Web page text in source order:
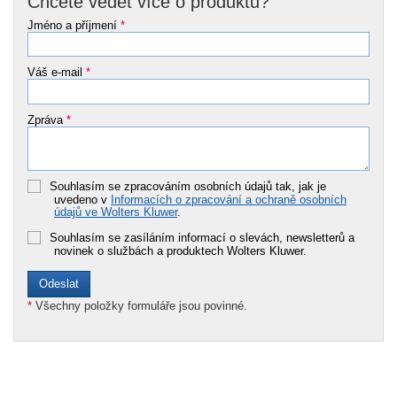
Jméno a příjmení *
Váš e-mail *
Zpráva *
Souhlasím se zpracováním osobních údajů tak, jak je
uvedeno v Informacích o zpracování a ochraně osobních
údajů ve Wolters Kluwer.
Souhlasím se zasíláním informací o slevách, newsletterů a
novinek o službách a produktech Wolters Kluwer.
* Všechny položky formuláře jsou povinné.